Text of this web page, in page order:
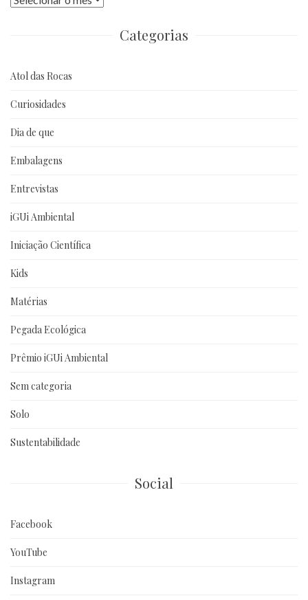
Categorias
Atol das Rocas
Curiosidades
Dia de que
Embalagens
Entrevistas
iGUi Ambiental
Iniciação Científica
Kids
Matérias
Pegada Ecológica
Prêmio iGUi Ambiental
Sem categoria
Solo
Sustentabilidade
Social
Facebook
YouTube
Instagram